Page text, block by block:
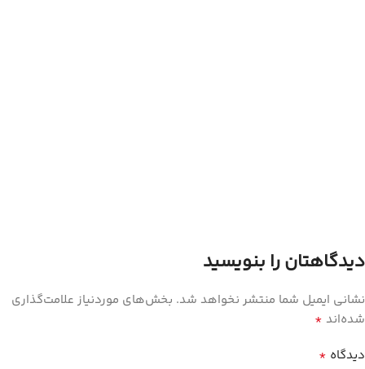
دیدگاهتان را بنویسید
نشانی ایمیل شما منتشر نخواهد شد. بخش‌های موردنیاز علامت‌گذاری
شده‌اند *
دیدگاه *